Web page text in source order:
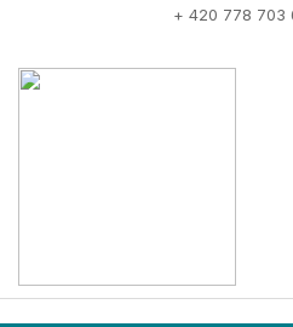
+ 420 778 703